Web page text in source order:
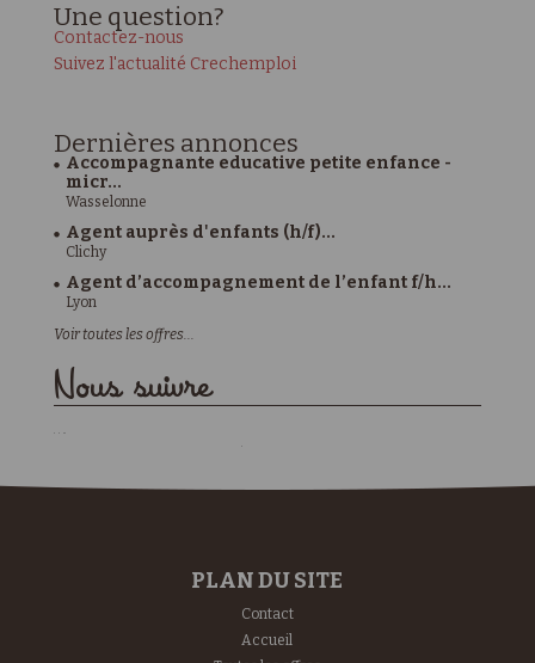
Une question?
Contactez-nous
Suivez l'actualité Crechemploi
Dernières annonces
Accompagnante educative petite enfance -
micr...
Wasselonne
Agent auprès d'enfants (h/f)...
Clichy
Agent d’accompagnement de l’enfant f/h...
Lyon
Voir toutes les offres...
Nous suivre
PLAN DU SITE
Contact
Accueil